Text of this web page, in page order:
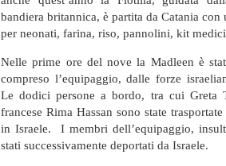
bandiera britannica, è partita da Catania
per neonati, farina, riso, pannolini, kit
Nelle prime ore del nove la Madleen è
compreso l’equipaggio, dalle forze
Le dodici persone a bordo, tra cui Greta
francese Rima Hassan sono state
in Israele. I membri dell’equipaggio,
stati successivamente deportati da Israele.